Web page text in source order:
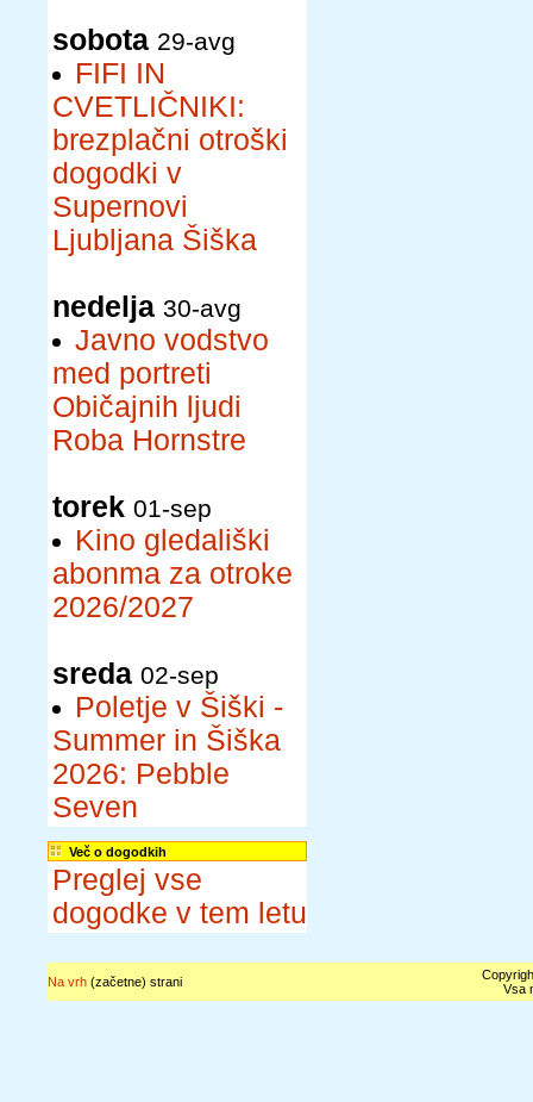
sobota 29-avg
FIFI IN
CVETLIČNIKI:
brezplačni otroški
dogodki v
Supernovi
Ljubljana Šiška
nedelja 30-avg
Javno vodstvo
med portreti
Običajnih ljudi
Roba Hornstre
torek 01-sep
Kino gledališki
abonma za otroke
2026/2027
sreda 02-sep
Poletje v Šiški -
Summer in Šiška
2026: Pebble
Seven
Več o dogodkih
Preglej vse
dogodke v tem letu
Na vrh(začetne) strani
Vsa